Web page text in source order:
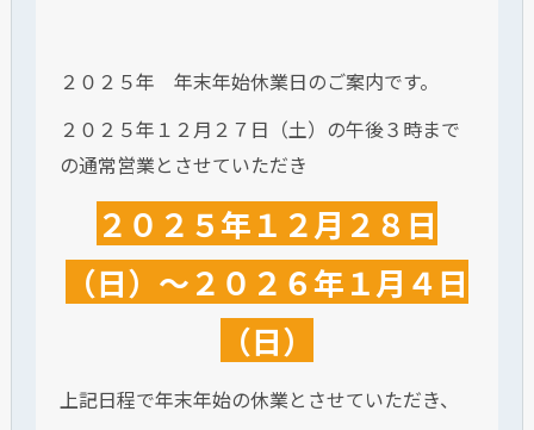
２０２５年 年末年始休業日のご案内です。
２０２５年１２月２７日（土）の午後３時まで
の通常営業とさせていただき
２０２５年１２月２８日
（日）～２０２６年１月４日
（日）
上記日程で年末年始の休業とさせていただき、